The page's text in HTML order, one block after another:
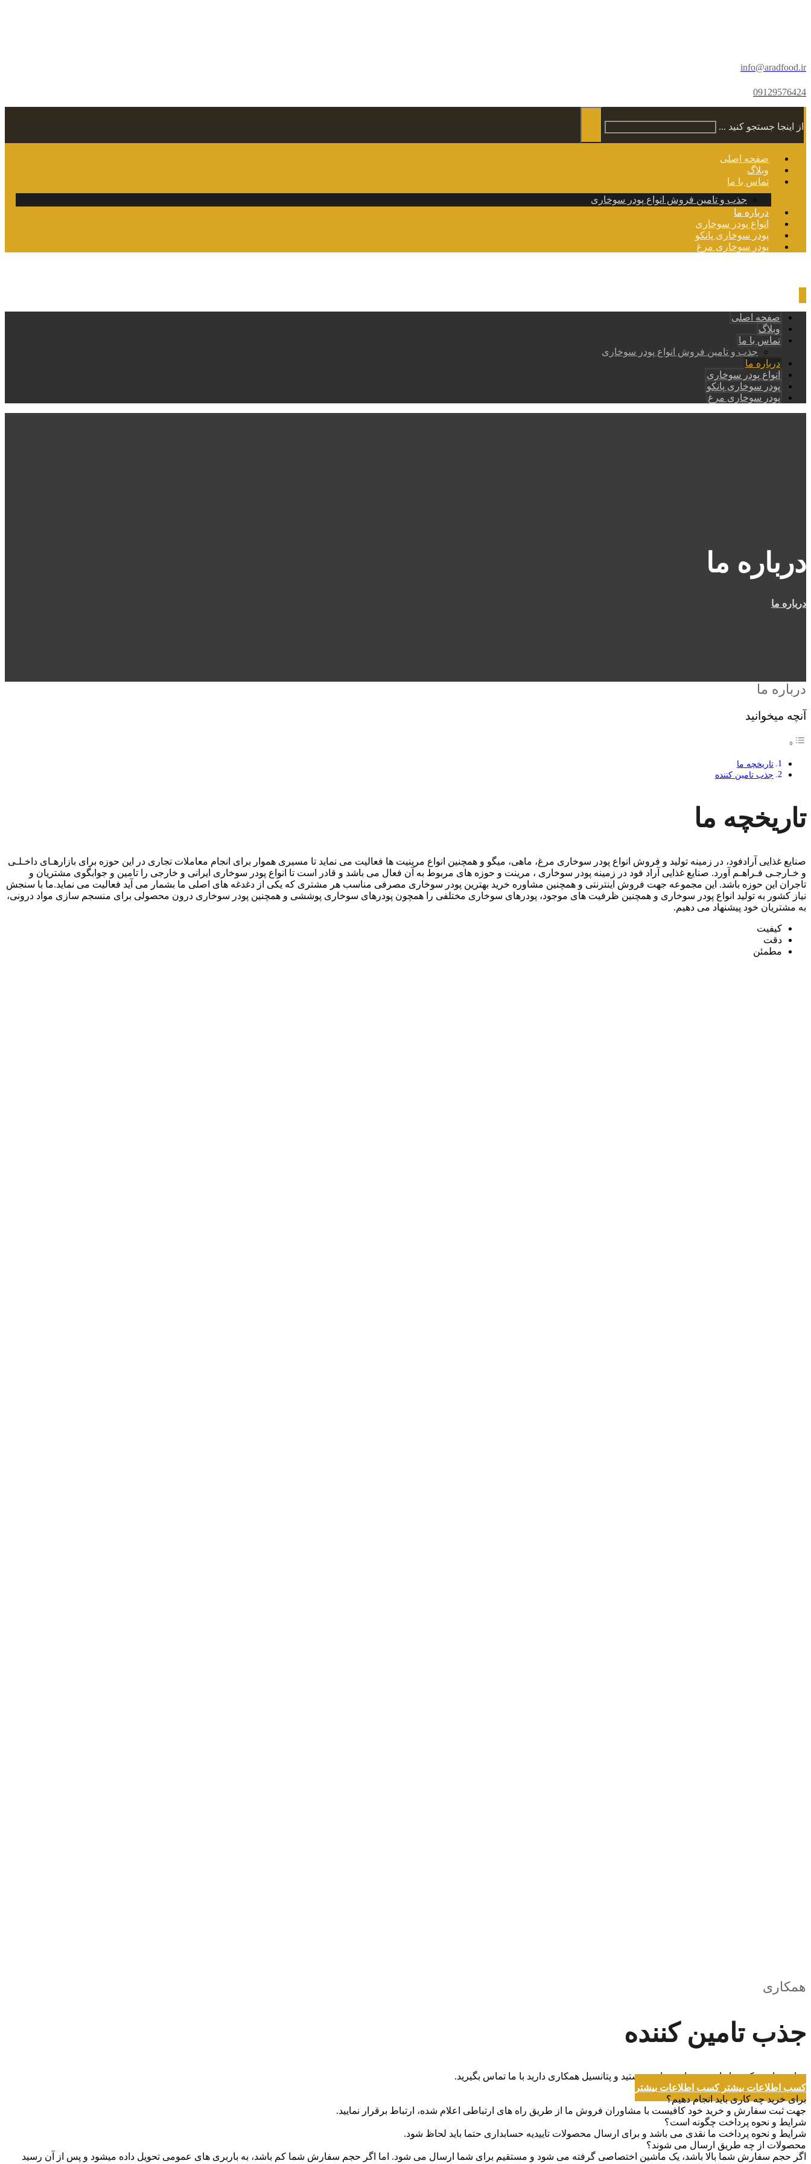
info@aradfood.ir
09129576424
از اینجا جستجو کنید ...
صفحه اصلی
وبلاگ
تماس با ما
جذب و تامین فروش انواع پودر سوخاری
درباره ما
انواع پودر سوخاری
پودر سوخاری پانکو
پودر سوخاری مرغ
صفحه اصلی
وبلاگ
تماس با ما
جذب و تامین فروش انواع پودر سوخاری
درباره ما
انواع پودر سوخاری
پودر سوخاری پانکو
پودر سوخاری مرغ
درباره ما
درباره ما
درباره ما
آنچه میخوانید
تاریخچه ما
جذب تامین کننده
تاریخچه ما
صنایع غذایی آرادفود، در زمینه تولید و فروش انواع پودر سوخاری مرغ، ماهی، میگو و همچنین انواع مرینیت ها فعالیت می نماید تا مسیری هموار برای انجام معاملات تجاری در این حوزه برای بازارهـای داخـلـی
و خـارجـی فـراهـم آورد. صنایع غذایی آراد فود در زمینه پودر سوخاری ، مرینت و حوزه های مربوط به آن فعال می باشد و قادر است تا انواع پودر سوخاری ایرانی و خارجی را تامین و جوابگوی مشتریان و
تاجران این حوزه باشد. این مجموعه جهت فروش اینترنتی و همچنین مشاوره خرید بهترین پودر سوخاری مصرفی مناسب هر مشتری که یکی از دغدغه های اصلی ما بشمار می آید فعالیت می نماید.ما با سنجش
نیاز کشور به تولید انواع پودر سوخاری و همچنین ظرفیت های موجود، پودرهای سوخاری مختلفی را همچون پودرهای سوخاری پوششی و همچنین پودر سوخاری درون محصولی برای منسجم سازی مواد درونی،
به مشتریان خود پیشنهاد می دهیم.
کیفیت
دقت
مطمئن
همکاری
جذب تامین کننده
چنانچه تامین کننده انواع پودر ها سوخاری هستید و پتانسیل همکاری دارید با ما تماس بگیرید.
کسب اطلاعات بیشترکسب اطلاعات بیشتر
برای خرید چه کاری باید انجام دهیم؟
جهت ثبت سفارش و خرید خود کافیست با مشاوران فروش ما از طریق راه های ارتباطی اعلام شده، ارتباط برقرار نمایید.
شرایط و نحوه پرداخت چگونه است؟
شرایط و نحوه پرداخت ما نقدی می باشد و برای ارسال محصولات تاییدیه حسابداری حتما باید لحاظ شود.
محصولات از چه طریق ارسال می شوند؟
اگر حجم سفارش شما بالا باشد، یک ماشین اختصاصی گرفته می شود و مستقیم برای شما ارسال می شود. اما اگر حجم سفارش شما کم باشد، به باربری های عمومی تحویل داده میشود و پس از آن رسید